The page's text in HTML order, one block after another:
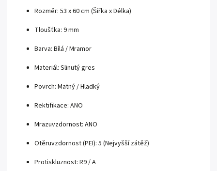
Rozměr: 53 x 60 cm (Šířka x Délka)
Tloušťka: 9 mm
Barva: Bílá / Mramor
Materiál: Slinutý gres
Povrch: Matný / Hladký
Rektifikace: ANO
Mrazuvzdornost: ANO
Otěruvzdornost (PEI): 5 (Nejvyšší zátěž)
Protiskluznost: R9 / A